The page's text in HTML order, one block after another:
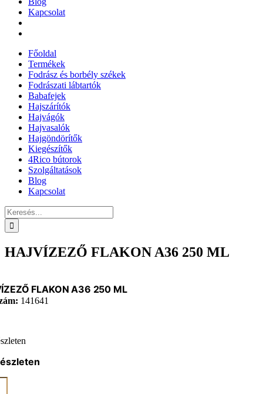
Kapcsolat
Főoldal
Termékek
Fodrász és borbély székek
Fodrászati lábtartók
Babafejek
Hajszárítók
Hajvágók
Hajvasalók
Hajgöndörítők
Kiegészítők
4Rico bútorok
Szolgáltatások
Blog
Kapcsolat
Keresés...
HAJVÍZEZŐ FLAKON A36 250 ML
FLAKON A36 250 ML
141641